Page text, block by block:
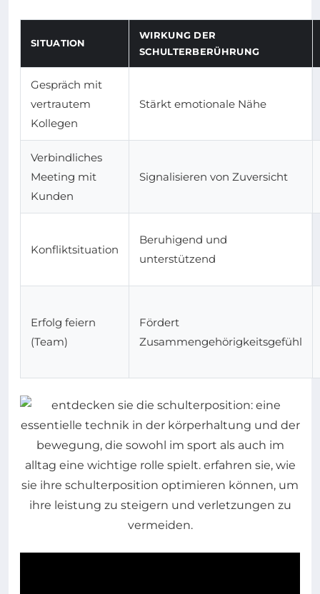
SITUATION
WIRKUNG DER
SCHULTERBERÜHRUNG
Gespräch mit
vertrautem
Kollegen
Stärkt emotionale Nähe
Verbindliches
Meeting mit
Kunden
Signalisieren von Zuversicht
Konfliktsituation
Beruhigend und
unterstützend
Erfolg feiern
(Team)
Fördert
Zusammengehörigkeitsgefühl